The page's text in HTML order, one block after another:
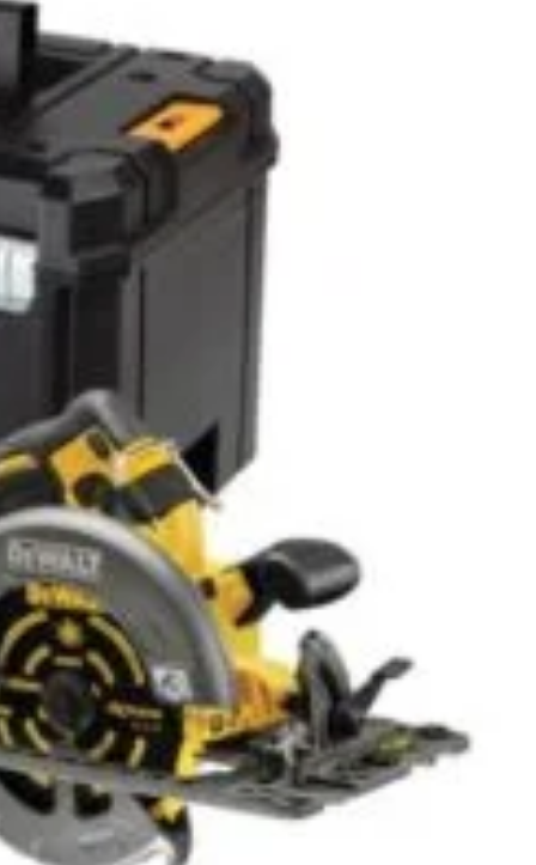
spalat cu
2700W
-
Fatmax
Masina de spalat cu
presiune cu 2 motoare
Stanley 2500W 150bar
810l/h - SXPW2500DTS
1.599lei